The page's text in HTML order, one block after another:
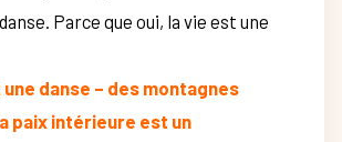
Parce que oui, la vie est une
danse – des montagnes
paix intérieure est un